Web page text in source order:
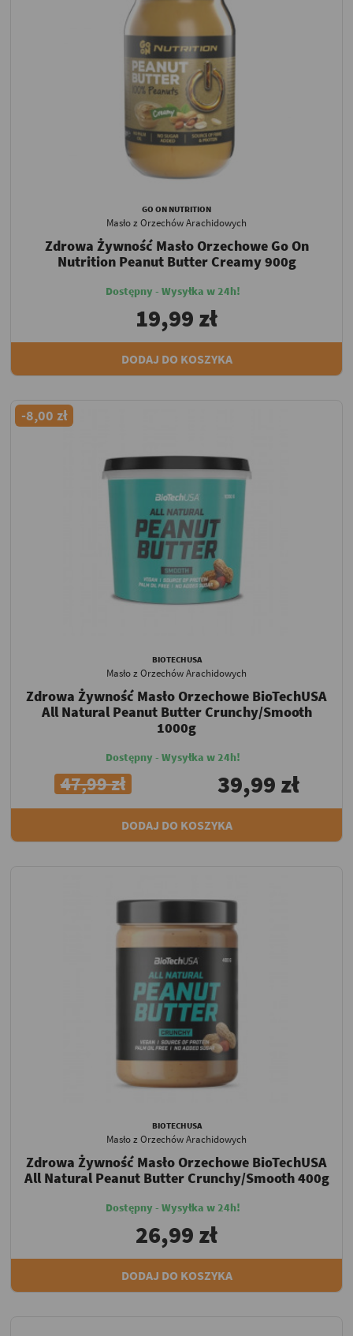
GO ON NUTRITION
Masło z Orzechów Arachidowych
Zdrowa Żywność Masło Orzechowe Go On
Nutrition Peanut Butter Creamy 900g
Dostępny - Wysyłka w 24h!
19,99 zł
DODAJ DO KOSZYKA
-8,00 zł
BIOTECHUSA
Masło z Orzechów Arachidowych
Zdrowa Żywność Masło Orzechowe BioTechUSA
All Natural Peanut Butter Crunchy/Smooth
1000g
Dostępny - Wysyłka w 24h!
47,99 zł 39,99 zł
DODAJ DO KOSZYKA
BIOTECHUSA
Masło z Orzechów Arachidowych
Zdrowa Żywność Masło Orzechowe BioTechUSA
All Natural Peanut Butter Crunchy/Smooth 400g
Dostępny - Wysyłka w 24h!
26,99 zł
DODAJ DO KOSZYKA